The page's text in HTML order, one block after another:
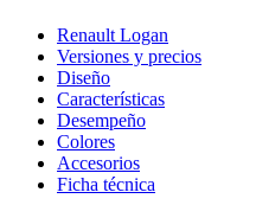
Renault Logan
Versiones y precios
Diseño
Características
Desempeño
Colores
Accesorios
Ficha técnica